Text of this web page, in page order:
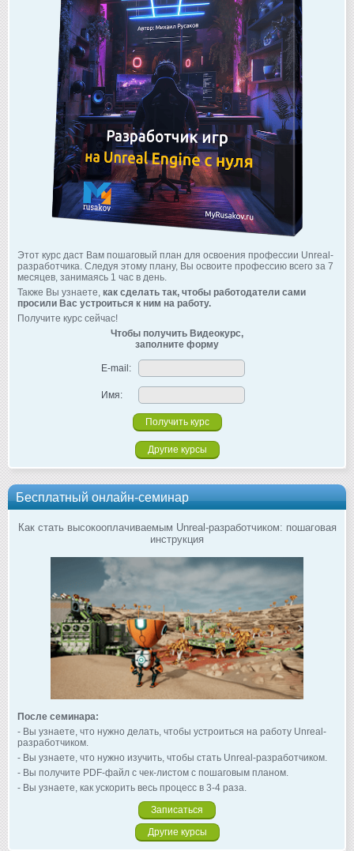
Этот курс даст Вам пошаговый план для освоения профессии Unreal-
разработчика. Следуя этому плану, Вы освоите профессию всего за 7
месяцев, занимаясь 1 час в день.
Также Вы узнаете, как сделать так, чтобы работодатели сами
просили Вас устроиться к ним на работу.
Получите курс сейчас!
Чтобы получить Видеокурс,
заполните форму
E-mail:
Имя:
Другие курсы
Бесплатный онлайн-семинар
Как стать высокооплачиваемым Unreal-разработчиком: пошаговая
инструкция
После семинара:
- Вы узнаете, что нужно делать, чтобы устроиться на работу Unreal-
разработчиком.
- Вы узнаете, что нужно изучить, чтобы стать Unreal-разработчиком.
- Вы получите PDF-файл с чек-листом с пошаговым планом.
- Вы узнаете, как ускорить весь процесс в 3-4 раза.
Записаться
Другие курсы